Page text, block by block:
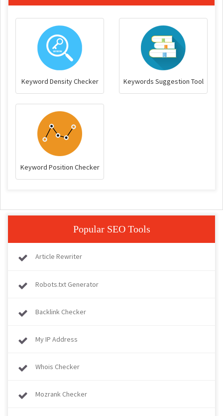
Keyword Density Checker Keywords Suggestion Tool
Keyword Position Checker
Popular SEO Tools
Article Rewriter
Robots.txt Generator
Backlink Checker
My IP Address
Whois Checker
Mozrank Checker